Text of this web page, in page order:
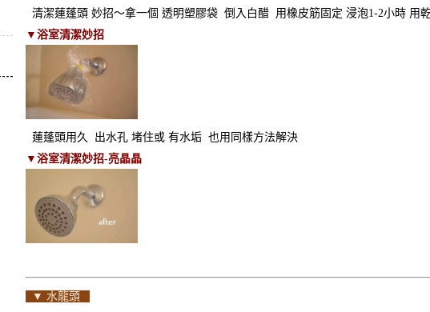
清潔蓮蓬頭 妙招～拿一個 透明塑膠袋 倒入白醋 用橡皮筋固定 浸泡1-2小時 用
▼浴室清潔妙招
蓮蓬頭用久 出水孔 堵住或 有水垢 也用同樣方法解決
▼浴室清潔妙招-亮晶晶
▼ 水龍頭